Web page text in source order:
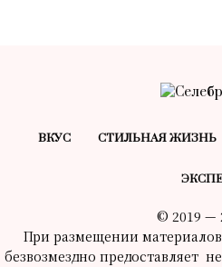
Гог и его женщины